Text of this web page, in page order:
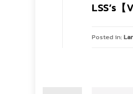
LSS’s
Posted in: